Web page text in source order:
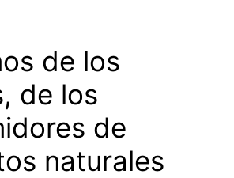
de los
de los
de
naturales